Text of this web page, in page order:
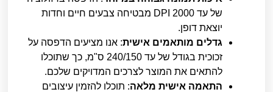
של עד 2000 DPI מבטיחה צבעים חיים וחדות
יוצאת דופן.
גדלים מותאמים אישית: אנו מציעים הדפסה על
זכוכית בגודל של עד 240/150 ס"מ, כך שתוכלו
להתאים את המוצר לצרכים המדויקים שלכם.
התאמה אישית מלאה: תוכלו להזמין עיצובים